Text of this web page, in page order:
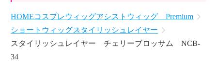
HOMEコスプレウィッグアシストウィッグ Premium
ショートウィッグスタイリッシュレイヤー
スタイリッシュレイヤー チェリーブロッサム NCB-
34